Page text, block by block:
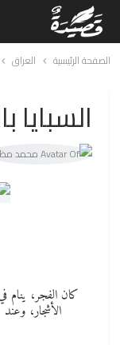
الصفحة الرئيسية العراق
كان الفجر، ينام
الأشجار،